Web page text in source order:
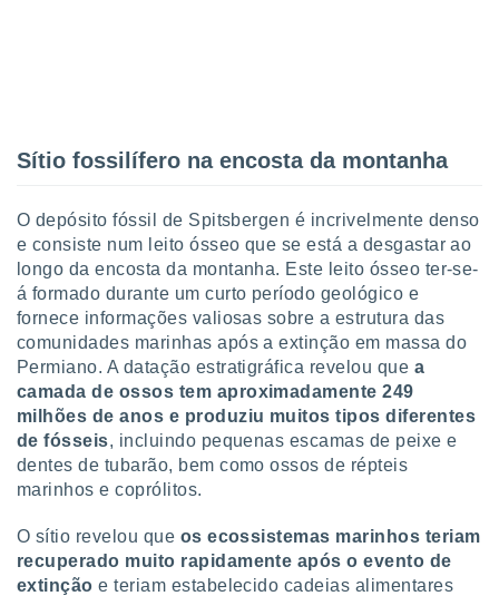
Sítio fossilífero na encosta da montanha
O depósito fóssil de Spitsbergen é incrivelmente denso
e consiste num leito ósseo que se está a desgastar ao
longo da encosta da montanha. Este leito ósseo ter-se-
á formado durante um curto período geológico e
fornece informações valiosas sobre a estrutura das
comunidades marinhas após a extinção em massa do
Permiano. A datação estratigráfica revelou que a
camada de ossos tem aproximadamente 249
milhões de anos e produziu muitos tipos diferentes
de fósseis, incluindo pequenas escamas de peixe e
dentes de tubarão, bem como ossos de répteis
marinhos e coprólitos.
O sítio revelou que os ecossistemas marinhos teriam
recuperado muito rapidamente após o evento de
extinção e teriam estabelecido cadeias alimentares